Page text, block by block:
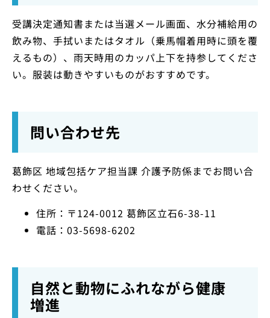
受講決定通知書または当選メール画面、水分補給用の
飲み物、手拭いまたはタオル（乗馬帽着用時に頭を覆
えるもの）、雨天時用のカッパ上下を持参してくださ
い。服装は動きやすいものがおすすめです。
問い合わせ先
葛飾区 地域包括ケア担当課 介護予防係までお問い合
わせください。
住所：〒124-0012 葛飾区立石6-38-11
電話：03-5698-6202
自然と動物にふれながら健康
増進